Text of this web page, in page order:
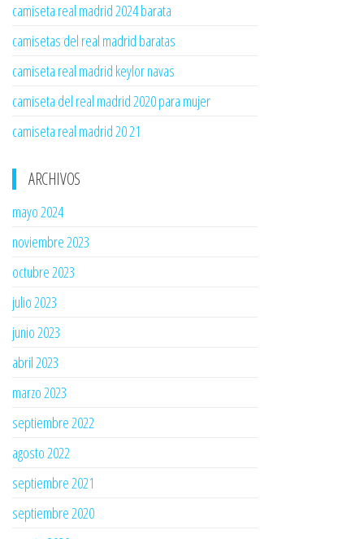
camiseta real madrid 2024 barata
camisetas del real madrid baratas
camiseta real madrid keylor navas
camiseta del real madrid 2020 para mujer
camiseta real madrid 20 21
ARCHIVOS
mayo 2024
noviembre 2023
octubre 2023
julio 2023
junio 2023
abril 2023
marzo 2023
septiembre 2022
agosto 2022
septiembre 2021
septiembre 2020